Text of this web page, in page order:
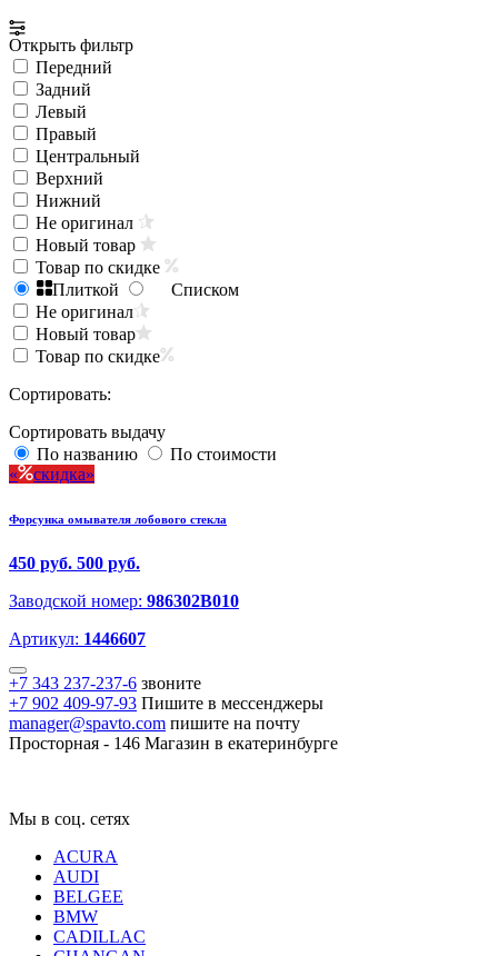
Открыть фильтр
Передний
Задний
Левый
Правый
Центральный
Верхний
Нижний
Не оригинал
Новый товар
Товар по скидке
Плиткой
Списком
Не оригинал
Новый товар
Товар по скидке
Сортировать:
Сортировать выдачу
По названию
По стоимости
скидка
Форсунка омывателя лобового стекла
450 руб. 500 руб.
Заводской номер: 986302B010
Артикул: 1446607
+7 343 237-237-6 звоните
+7 902 409-97-93 Пишите в мессенджеры
manager@spavto.com пишите на почту
Просторная - 146 Магазин в екатеринбурге
Мы в соц. сетях
ACURA
AUDI
BELGEE
BMW
CADILLAC